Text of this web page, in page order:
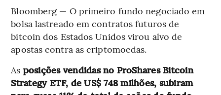
Bloomberg — O primeiro fundo negociado em
bolsa lastreado em contratos futuros de
bitcoin dos Estados Unidos virou alvo de
apostas contra as criptomoedas.
As posições vendidas no ProShares Bitcoin
Strategy ETF, de US$ 748 milhões, subiram